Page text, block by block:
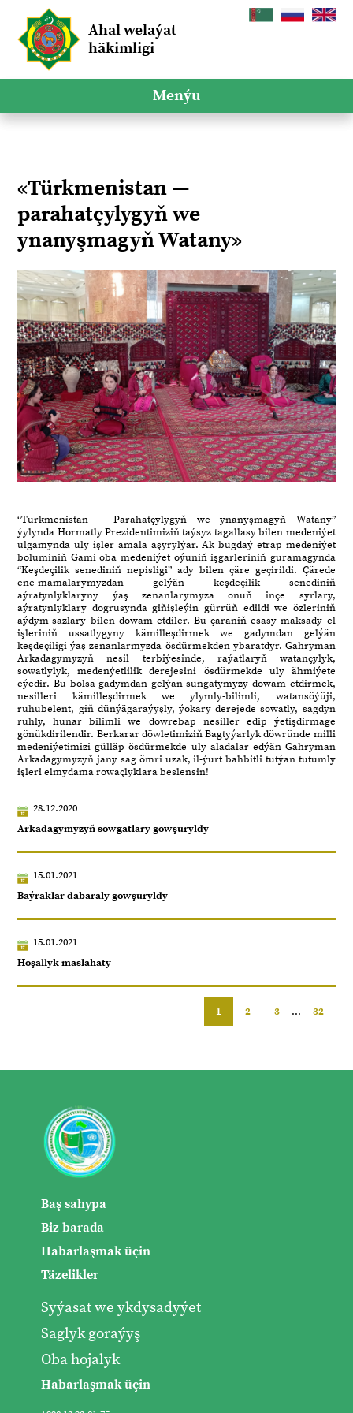
Ahal welaýat
häkimligi
Menýu
«Türkmenistan —
parahatçylygyň we
ynanyşmagyň Watany»
“Türkmenistan – Parahatçylygyň we ynanyşmagyň Watany”
ýylynda Hormatly Prezidentimiziň taýsyz tagallasy bilen medeniýet
ulgamynda uly işler amala aşyrylýar. Ak bugdaý etrap medeniýet
bölüminiň Gämi oba medeniýet öýüniň işgärleriniň guramagynda
“Keşdeçilik senediniň nepisligi” ady bilen çäre geçirildi. Çärede
ene-mamalarymyzdan gelýän keşdeçilik senediniň
aýratynlyklaryny ýaş zenanlarymyza onuň inçe syrlary,
aýratynlyklary dogrusynda giňişleýin gürrüň edildi we özleriniň
aýdym-sazlary bilen dowam etdiler. Bu çäräniň esasy maksady el
işleriniň ussatlygyny kämilleşdirmek we gadymdan gelýän
keşdeçiligi ýaş zenanlarmyzda ösdürmekden ybaratdyr. Gahryman
Arkadagymyzyň nesil terbiýesinde, raýatlaryň watançylyk,
sowatlylyk, medenýetlilik derejesini ösdürmekde uly ähmiýete
eýedir. Bu bolsa gadymdan gelýän sungatymyzy dowam etdirmek,
nesilleri kämilleşdirmek we ylymly-bilimli, watansöýüji,
ruhubelent, giň dünýägaraýyşly, ýokary derejede sowatly, sagdyn
ruhly, hünär bilimli we döwrebap nesiller edip ýetişdirmäge
gönükdirilendir. Berkarar döwletimiziň Bagtyýarlyk döwründe milli
medeniýetimizi gülläp ösdürmekde uly aladalar edýän Gahryman
Arkadagymyzyň jany sag ömri uzak, il-ýurt bahbitli tutýan tutumly
işleri elmydama rowaçlyklara beslensin!
28.12.2020
Arkadagymyzyň sowgatlary gowşuryldy
15.01.2021
Baýraklar dabaraly gowşuryldy
15.01.2021
Hoşallyk maslahaty
1 2 3 ... 32
Baş sahypa
Biz barada
Habarlaşmak üçin
Täzelikler
Syýasat we ykdysadyýet
Saglyk goraýyş
Oba hojalyk
Habarlaşmak üçin